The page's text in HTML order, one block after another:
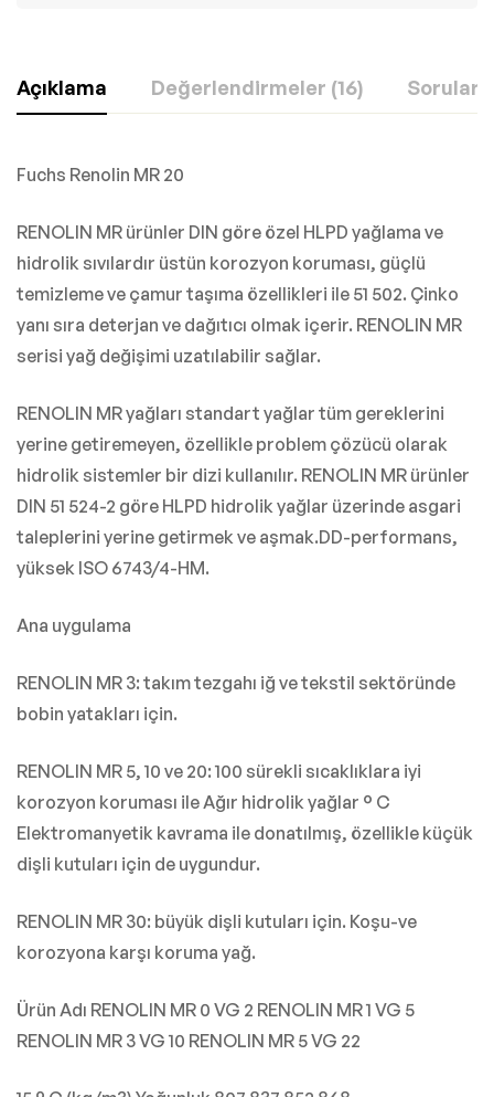
Açıklama Değerlendirmeler (16) Sorular
Fuchs Renolin MR 20
RENOLIN MR ürünler DIN göre özel HLPD yağlama ve
hidrolik sıvılardır üstün korozyon koruması, güçlü
temizleme ve çamur taşıma özellikleri ile 51 502. Çinko
yanı sıra deterjan ve dağıtıcı olmak içerir. RENOLIN MR
serisi yağ değişimi uzatılabilir sağlar.
RENOLIN MR yağları standart yağlar tüm gereklerini
yerine getiremeyen, özellikle problem çözücü olarak
hidrolik sistemler bir dizi kullanılır. RENOLIN MR ürünler
DIN 51 524-2 göre HLPD hidrolik yağlar üzerinde asgari
taleplerini yerine getirmek ve aşmak.DD-performans,
yüksek ISO 6743/4-HM.
Ana uygulama
RENOLIN MR 3: takım tezgahı iğ ve tekstil sektöründe
bobin yatakları için.
RENOLIN MR 5, 10 ve 20: 100 sürekli sıcaklıklara iyi
korozyon koruması ile Ağır hidrolik yağlar ° C
Elektromanyetik kavrama ile donatılmış, özellikle küçük
dişli kutuları için de uygundur.
RENOLIN MR 30: büyük dişli kutuları için. Koşu-ve
korozyona karşı koruma yağ.
Ürün Adı RENOLIN MR 0 VG 2 RENOLIN MR 1 VG 5
RENOLIN MR 3 VG 10 RENOLIN MR 5 VG 22